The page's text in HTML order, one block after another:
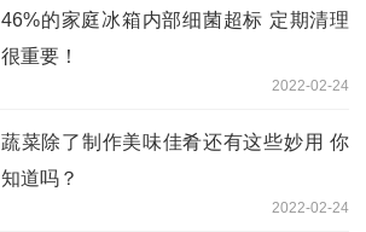
46%的家庭冰箱内部细菌超标 定期清理
很重要！
2022-02-24
蔬菜除了制作美味佳肴还有这些妙用 你
知道吗？
2022-02-24